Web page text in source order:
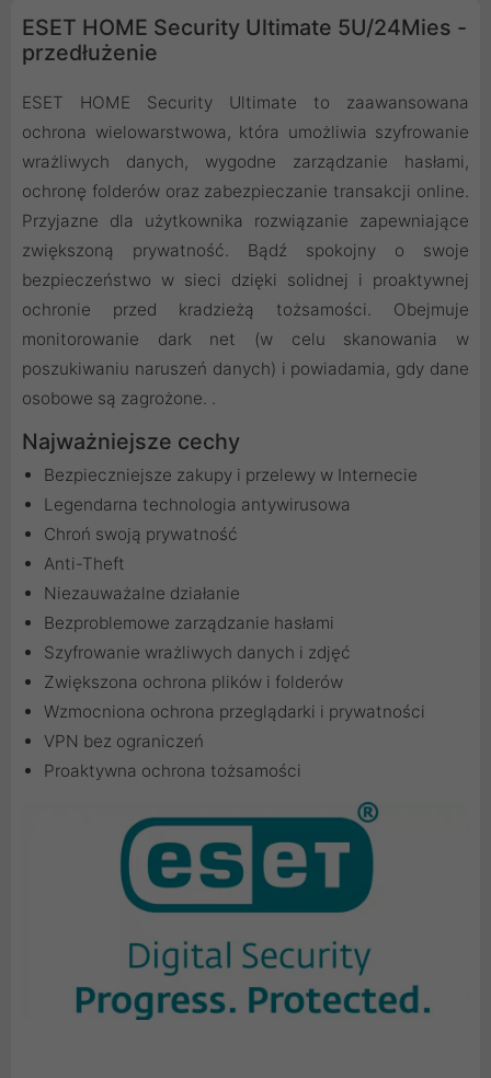
ESET HOME Security Ultimate 5U/24Mies -
przedłużenie
ESET HOME Security Ultimate to zaawansowana
ochrona wielowarstwowa, która umożliwia szyfrowanie
wrażliwych danych, wygodne zarządzanie hasłami,
ochronę folderów oraz zabezpieczanie transakcji online.
Przyjazne dla użytkownika rozwiązanie zapewniające
zwiększoną prywatność. Bądź spokojny o swoje
bezpieczeństwo w sieci dzięki solidnej i proaktywnej
ochronie przed kradzieżą tożsamości. Obejmuje
monitorowanie dark net (w celu skanowania w
poszukiwaniu naruszeń danych) i powiadamia, gdy dane
osobowe są zagrożone. .
Najważniejsze cechy
Bezpieczniejsze zakupy i przelewy w Internecie
Legendarna technologia antywirusowa
Chroń swoją prywatność
Anti-Theft
Niezauważalne działanie
Bezproblemowe zarządzanie hasłami
Szyfrowanie wrażliwych danych i zdjęć
Zwiększona ochrona plików i folderów
Wzmocniona ochrona przeglądarki i prywatności
VPN bez ograniczeń
Proaktywna ochrona tożsamości